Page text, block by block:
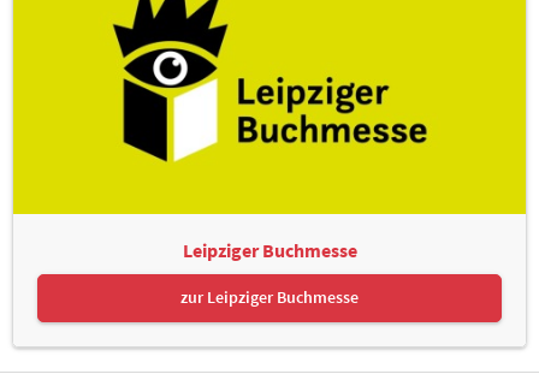
Leipziger Buchmesse
zur Leipziger Buchmesse